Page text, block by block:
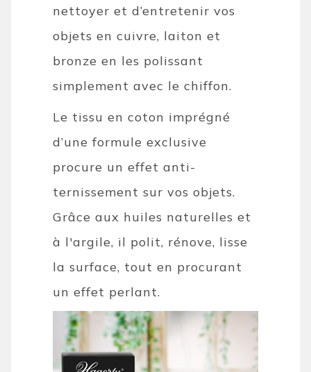
nettoyer et d’entretenir vos
objets en cuivre, laiton et
bronze en les polissant
simplement avec le chiffon.
Le tissu en coton imprégné
d’une formule exclusive
procure un effet anti-
ternissement sur vos objets.
Grâce aux huiles naturelles et
à l'argile, il polit, rénove, lisse
la surface, tout en procurant
un effet perlant.